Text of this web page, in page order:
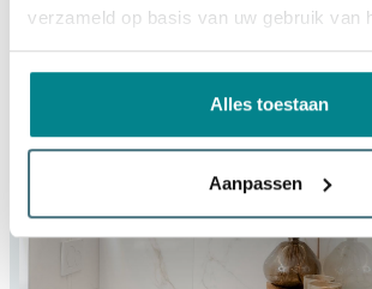
verzameld op basis van uw gebruik van
Alles toestaan
Aanpassen